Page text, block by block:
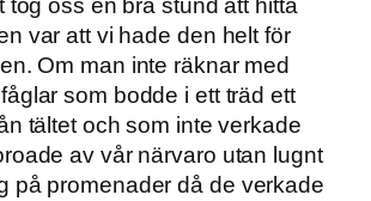
tog oss en bra stund att hitta
var att vi hade den helt för
Om man inte räknar med
som bodde i ett träd ett
tältet och som inte verkade
av vår närvaro utan lugnt
på promenader då de verkade